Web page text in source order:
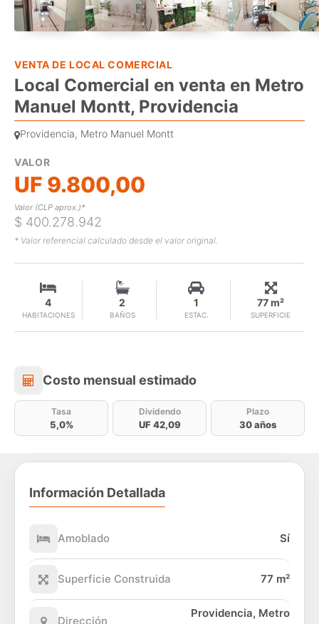
VENTA DE LOCAL COMERCIAL
Local Comercial en venta en Metro
Manuel Montt, Providencia
Providencia, Metro Manuel Montt
VALOR
UF 9.800,00
Valor (CLP aprox.)*
$ 400.278.942
* Valor referencial calculado desde el valor original.
HABITACIONES
4
BAÑOS
2
ESTAC.
1
SUPERFICIE
77 m²
Costo mensual estimado
Costo mensual estimado
Tasa
5,0%
Dividendo
UF 42,09
Plazo
30 años
Información Detallada
Amoblado Sí
Superficie Construida 77 m²
Dirección
Providencia, Metro